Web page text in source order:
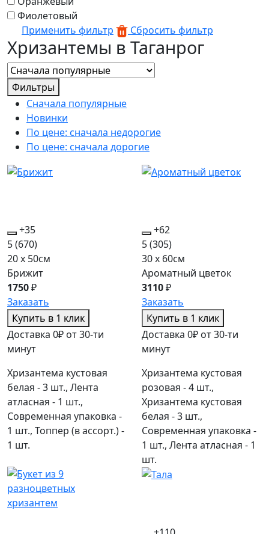
Фиолетовый
Применить фильтр
Сбросить фильтр
Хризантемы в Таганрог
Фильтры
Сначала популярные
Новинки
По цене: сначала недорогие
По цене: сначала дорогие
+35
5(670)
20 x 50см
Брижит
1750₽
Заказать
Купить в 1 клик
Доставка 0₽ от 30-ти
минут
Хризантема кустовая
белая - 3 шт., Лента
атласная - 1 шт.,
Современная упаковка -
1 шт., Топпер (в ассорт.) -
1 шт.
+62
5(305)
30 x 60см
Ароматный цветок
3110₽
Заказать
Купить в 1 клик
Доставка 0₽ от 30-ти
минут
Хризантема кустовая
розовая - 4 шт.,
Хризантема кустовая
белая - 3 шт.,
Современная упаковка -
1 шт., Лента атласная - 1
шт.